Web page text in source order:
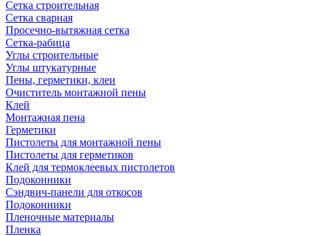
Сетка строительная
Сетка сварная
Просечно-вытяжная сетка
Сетка-рабица
Углы строительные
Углы штукатурные
Пены, герметики, клеи
Очиститель монтажной пены
Клей
Монтажная пена
Герметики
Пистолеты для монтажной пены
Пистолеты для герметиков
Клей для термоклеевых пистолетов
Подоконники
Сэндвич-панели для откосов
Подоконники
Пленочные материалы
Пленка